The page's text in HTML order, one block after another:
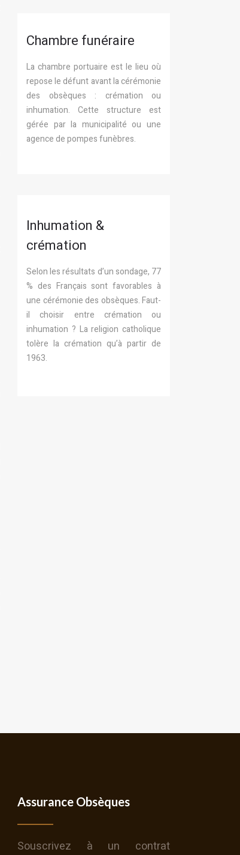
Chambre funéraire
La chambre portuaire est le lieu où
repose le défunt avant la cérémonie
des obsèques : crémation ou
inhumation. Cette structure est
gérée par la municipalité ou une
agence de pompes funèbres.
Inhumation &
crémation
Selon les résultats d’un sondage, 77
% des Français sont favorables à
une cérémonie des obsèques. Faut-
il choisir entre crémation ou
inhumation ? La religion catholique
tolère la crémation qu’à partir de
1963.
Assurance Obsèques
Souscrivez à un contrat